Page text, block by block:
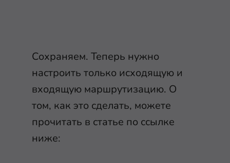
Сохраняем. Теперь нужно
настроить только исходящую и
входящую маршрутизацию. О
том, как это сделать, можете
прочитать в статье по ссылке
ниже: